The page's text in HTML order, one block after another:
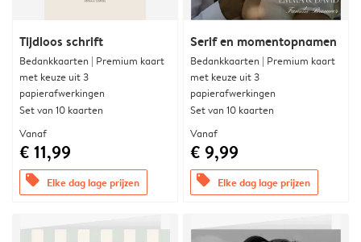
Tijdloos schrift
Bedankkaarten | Premium kaart
met keuze uit 3
papierafwerkingen
Set van 10 kaarten
Vanaf
€ 11,99
offers Elke dag lage prijzen
Serif en momentopnamen
Bedankkaarten | Premium kaart
met keuze uit 3
papierafwerkingen
Set van 10 kaarten
Vanaf
€ 9,99
offers Elke dag lage prijzen